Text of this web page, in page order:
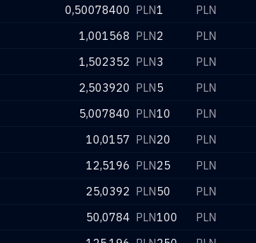
0,50078400 PLN
1,001568 PLN
1,502352 PLN
2,503920 PLN
5,007840 PLN
10,0157 PLN
12,5196 PLN
25,0392 PLN
50,0784 PLN
1
PLN
2
PLN
3
PLN
5
PLN
10
PLN
20
PLN
25
PLN
50
PLN
100
PLN